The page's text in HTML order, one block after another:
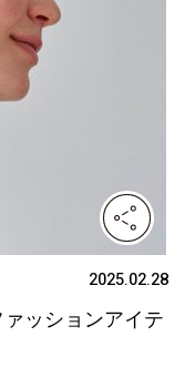
2025.02.28
ッションアイテ